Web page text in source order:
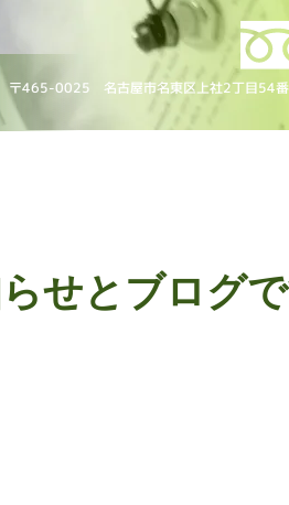
〒465-0025 名古屋市名東区上社2丁目54番
せとブログで